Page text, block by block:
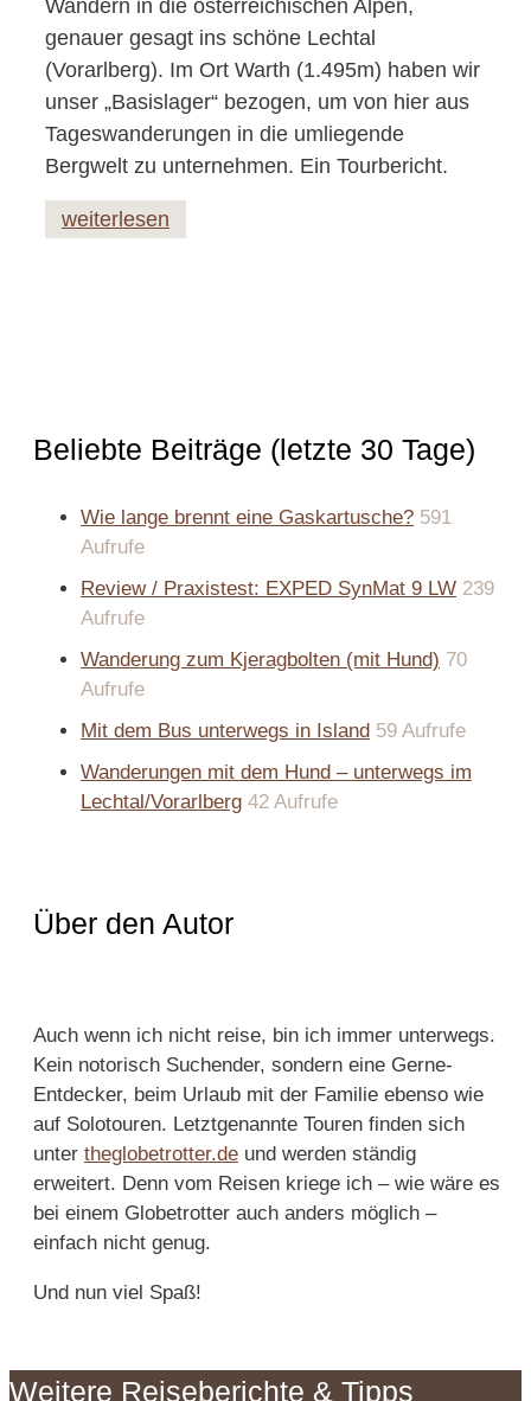
Wandern in die österreichischen Alpen,
genauer gesagt ins schöne Lechtal
(Vorarlberg). Im Ort Warth (1.495m) haben wir
unser „Basislager“ bezogen, um von hier aus
Tageswanderungen in die umliegende
Bergwelt zu unternehmen. Ein Tourbericht.
weiterlesen
Beliebte Beiträge (letzte 30 Tage)
Wie lange brennt eine Gaskartusche? 591
Aufrufe
Review / Praxistest: EXPED SynMat 9 LW 239
Aufrufe
Wanderung zum Kjeragbolten (mit Hund) 70
Aufrufe
Mit dem Bus unterwegs in Island 59 Aufrufe
Wanderungen mit dem Hund – unterwegs im
Lechtal/Vorarlberg 42 Aufrufe
Über den Autor
Auch wenn ich nicht reise, bin ich immer unterwegs.
Kein notorisch Suchender, sondern eine Gerne-
Entdecker, beim Urlaub mit der Familie ebenso wie
auf Solotouren. Letztgenannte Touren finden sich
unter theglobetrotter.de und werden ständig
erweitert. Denn vom Reisen kriege ich – wie wäre es
bei einem Globetrotter auch anders möglich –
einfach nicht genug.
Und nun viel Spaß!
Weitere Reiseberichte & Tipps